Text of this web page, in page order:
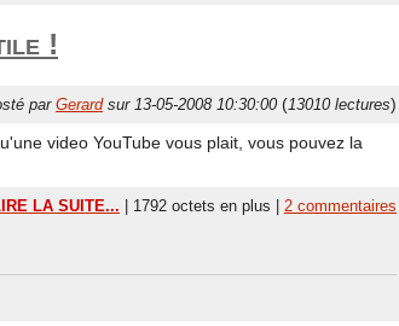
!
par Gerard sur 13-05-2008 10:30:00 (13010 lectures)
video YouTube vous plait, vous pouvez la
LA SUITE... | 1792 octets en plus | 2 commentaires